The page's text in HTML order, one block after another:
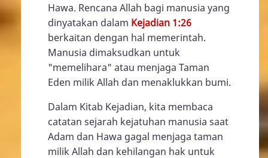
Hawa. Rencana Allah bagi manusia yang
dinyatakan dalam Kejadian 1:26
berkaitan dengan hal memerintah.
Manusia dimaksudkan untuk
"memelihara" atau menjaga Taman
Eden milik Allah dan menaklukkan bumi.
Dalam Kitab Kejadian, kita membaca
catatan sejarah kejatuhan manusia saat
Adam dan Hawa gagal menjaga taman
milik Allah dan kehilangan hak untuk